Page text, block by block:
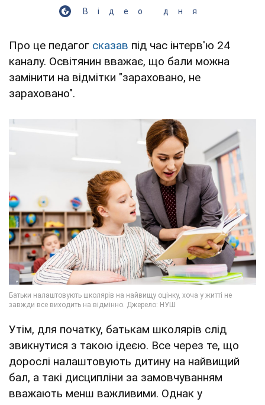
Відео дня
Про це педагог сказав під час інтерв'ю 24
каналу. Освітянин вважає, що бали можна
замінити на відмітки "зараховано, не
зараховано".
Утім, для початку, батькам школярів слід
звикнутися з такою ідеєю. Все через те, що
дорослі налаштовують дитину на найвищий
бал, а такі дисципліни за замовчуванням
вважають менш важливими. Однак у